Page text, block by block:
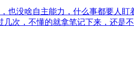
也没啥自主能力，什么事都要人盯
次，不懂的就拿笔记下来，还是